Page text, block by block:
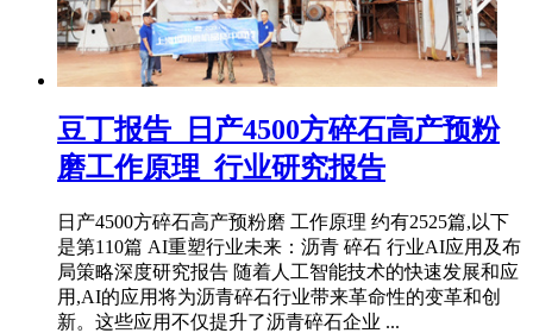
豆丁报告_日产4500方碎石高产预粉
磨工作原理_行业研究报告
日产4500方碎石高产预粉磨 工作原理 约有2525篇,以下
是第110篇 AI重塑行业未来：沥青 碎石 行业AI应用及布
局策略深度研究报告 随着人工智能技术的快速发展和应
用,AI的应用将为沥青碎石行业带来革命性的变革和创
新。这些应用不仅提升了沥青碎石企业 ...